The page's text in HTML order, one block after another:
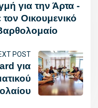
για την Άρτα -
Οικουμενικό
POST
για